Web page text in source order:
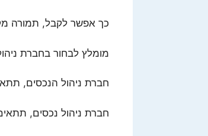
כך אפשר לקבל, תמורה
מומלץ לבחור בחברת
חברת ניהול הנכסים,
חברת ניהול נכסים,